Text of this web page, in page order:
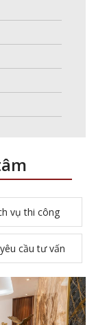
vụ thi công
cầu tư vấn